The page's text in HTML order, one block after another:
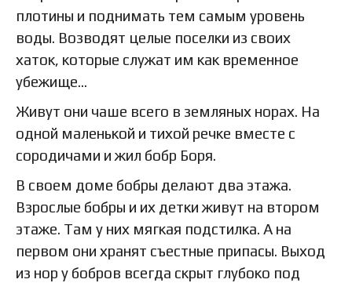
плотины и поднимать тем самым уровень
воды. Возводят целые поселки из своих
хаток, которые служат им как временное
убежище…
Живут они чаше всего в земляных норах. На
одной маленькой и тихой речке вместе с
сородичами и жил бобр Боря.
В своем доме бобры делают два этажа.
Взрослые бобры и их детки живут на втором
этаже. Там у них мягкая подстилка. А на
первом они хранят съестные припасы. Выход
из нор у бобров всегда скрыт глубоко под